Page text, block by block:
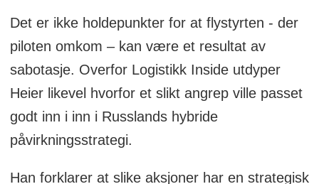
Det er ikke holdepunkter for at flystyrten - der
piloten omkom – kan være et resultat av
sabotasje. Overfor Logistikk Inside utdyper
Heier likevel hvorfor et slikt angrep ville passet
godt inn i inn i Russlands hybride
påvirkningsstrategi.
Han forklarer at slike aksjoner har en strategisk